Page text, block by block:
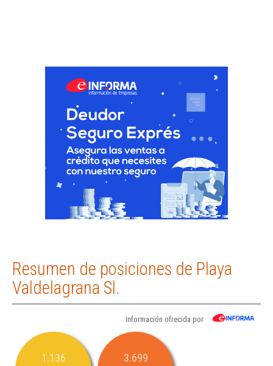
Resumen de posiciones de Playa
Valdelagrana Sl.
Información ofrecida por
1.136 3.699